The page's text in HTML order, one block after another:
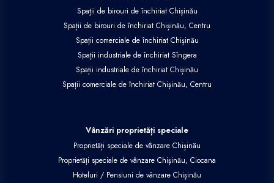
Spații de birouri de închiriat Chișinău
Spații de birouri de închiriat Chișinău, Centru
Spații comerciale de închiriat Chișinău
Spații industriale de închiriat Sîngera
Spații industriale de închiriat Chișinău
Spații comerciale de închiriat Chișinău, Centru
Vânzări proprietăți speciale
Proprietăți speciale de vânzare Chișinău
Proprietăți speciale de vânzare Chișinău, Ciocana
Hoteluri / Pensiuni de vânzare Chișinău